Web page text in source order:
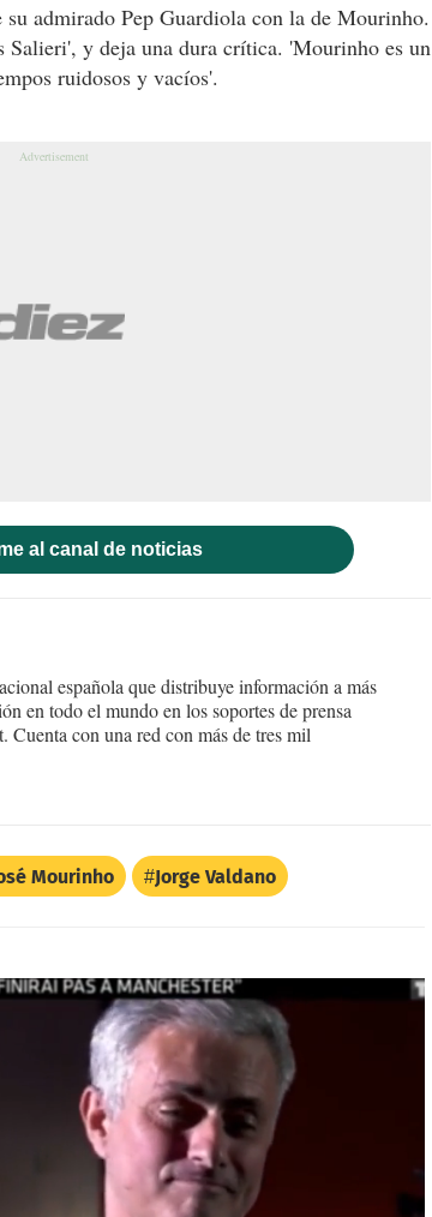
admirado Pep Guardiola con la de Mourinho.
y deja una dura crítica. 'Mourinho es un
ruidosos y vacíos'.
al canal de noticias
española que distribuye información a más
en todo el mundo en los soportes de prensa
Cuenta con una red con más de tres mil
Mourinho Jorge Valdano